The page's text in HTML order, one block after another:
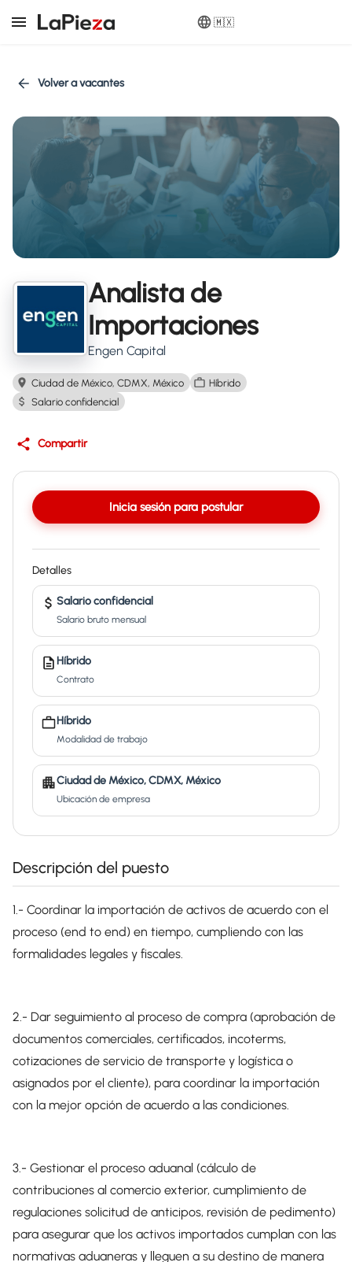
🇲🇽
Volver a vacantes
Analista de
Importaciones
Engen Capital
Ciudad de México, CDMX, México
Híbrido
Salario confidencial
Compartir
Inicia sesión para postular
Detalles
Salario confidencial
Salario bruto mensual
Híbrido
Contrato
Híbrido
Modalidad de trabajo
Ciudad de México, CDMX, México
Ubicación de empresa
Descripción del puesto
1.- Coordinar la importación de activos de acuerdo con el
proceso (end to end) en tiempo, cumpliendo con las
formalidades legales y fiscales.
2.- Dar seguimiento al proceso de compra (aprobación de
documentos comerciales, certificados, incoterms,
cotizaciones de servicio de transporte y logística o
asignados por el cliente), para coordinar la importación
con la mejor opción de acuerdo a las condiciones.
3.- Gestionar el proceso aduanal (cálculo de
contribuciones al comercio exterior, cumplimiento de
regulaciones solicitud de anticipos, revisión de pedimento)
para asegurar que los activos importados cumplan con las
normativas aduaneras y lleguen a su destino de manera